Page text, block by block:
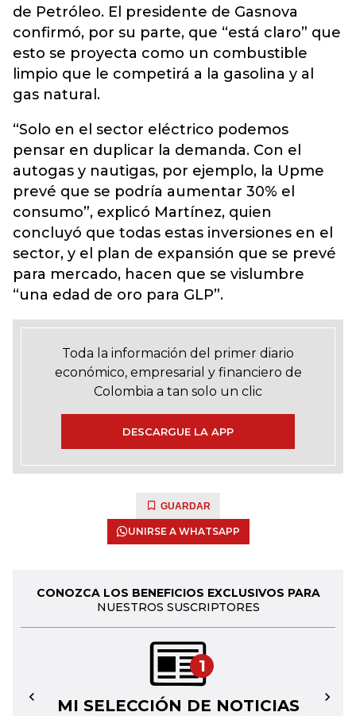
de Petróleo. El presidente de Gasnova
confirmó, por su parte, que “está claro” que
esto se proyecta como un combustible
limpio que le competirá a la gasolina y al
gas natural.
“Solo en el sector eléctrico podemos
pensar en duplicar la demanda. Con el
autogas y nautigas, por ejemplo, la Upme
prevé que se podría aumentar 30% el
consumo”, explicó Martínez, quien
concluyó que todas estas inversiones en el
sector, y el plan de expansión que se prevé
para mercado, hacen que se vislumbre
“una edad de oro para GLP”.
Toda la información del primer diario
económico, empresarial y financiero de
Colombia a tan solo un clic
DESCARGUE LA APP
GUARDAR
UNIRSE A WHATSAPP
CONOZCA LOS BENEFICIOS EXCLUSIVOS PARA
NUESTROS SUSCRIPTORES
1
MI SELECCIÓN DE NOTICIAS
← →